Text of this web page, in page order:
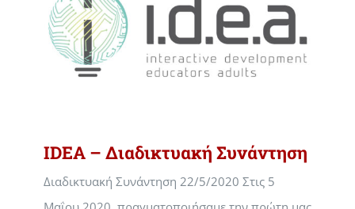
IDEA – Διαδικτυακή Συνάντηση
Διαδικτυακή Συνάντηση 22/5/2020 Στις 5